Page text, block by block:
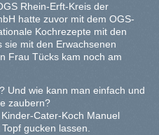
Rhein-Erft-Kreis der
hatte zuvor mit dem OGS-
Kochrezepte mit den
sie mit den Erwachsenen
Frau Tücks kam noch am
Und wie kann man einfach und
zaubern?
Cater-Koch Manuel
gucken lassen.